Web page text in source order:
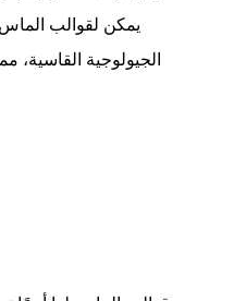
يمكن لقوالب
الجيولوجية